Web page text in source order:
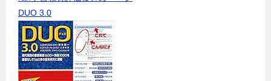
DUO 3.0